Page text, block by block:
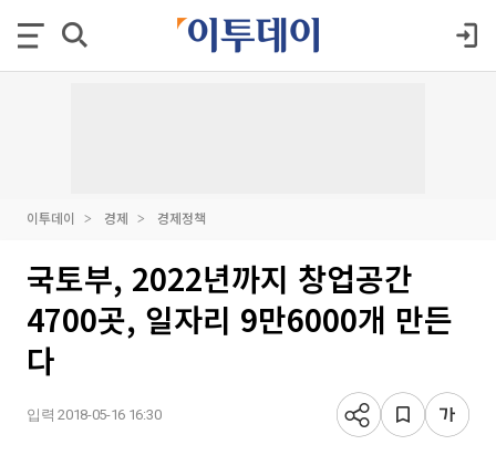
이투데이 경제 경제정책
국토부, 2022년까지 창업공간
4700곳, 일자리 9만6000개 만든
다
입력 2018-05-16 16:30